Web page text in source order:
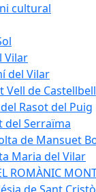
cultural
Vilar
del Vilar
Vell de Castellbell
Rasot del Puig
del Serraïma
de Mansuet
Maria del Vilar
ROMÀNIC